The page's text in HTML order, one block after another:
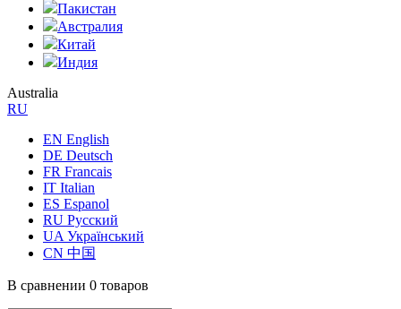
Пакистан
Австралия
Китай
Индия
Australia
RU
EN English
DE Deutsch
FR Francais
IT Italian
ES Espanol
RU Русский
UA Український
CN 中国
В сравнении 0 товаров